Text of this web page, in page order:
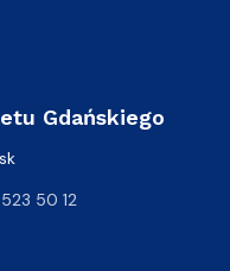
Gdańskiego
50 12